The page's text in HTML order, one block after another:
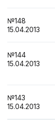
№148
15.04.2013
№144
15.04.2013
№143
15.04.2013